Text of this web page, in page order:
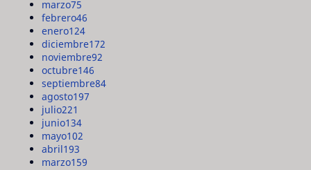
marzo75
febrero46
enero124
diciembre172
noviembre92
octubre146
septiembre84
agosto197
julio221
junio134
mayo102
abril193
marzo159